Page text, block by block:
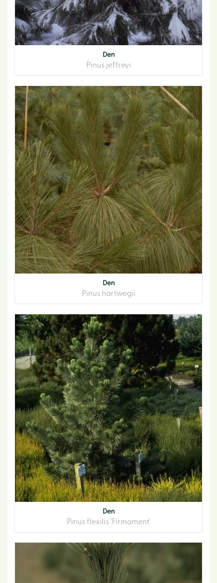
Den
Pinus jeffreyi
Den
Pinus hartwegii
Den
Pinus flexilis 'Firmament'